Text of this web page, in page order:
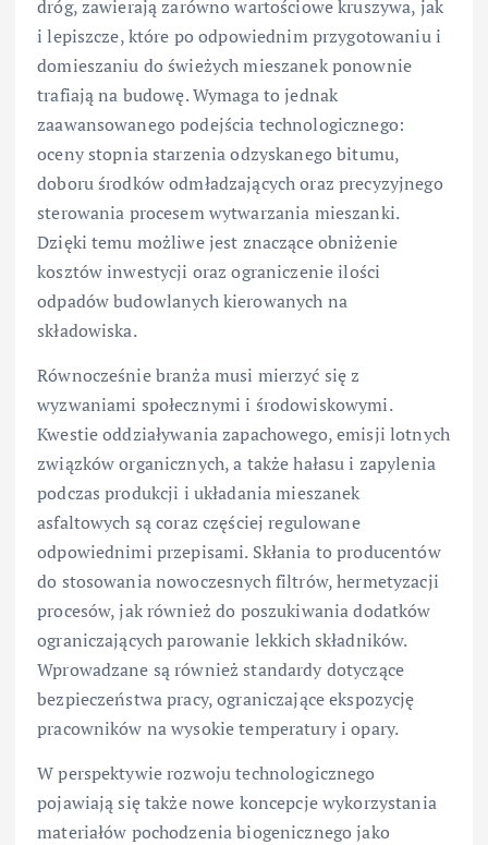
dróg, zawierają zarówno wartościowe kruszywa, jak
i lepiszcze, które po odpowiednim przygotowaniu i
domieszaniu do świeżych mieszanek ponownie
trafiają na budowę. Wymaga to jednak
zaawansowanego podejścia technologicznego:
oceny stopnia starzenia odzyskanego bitumu,
doboru środków odmładzających oraz precyzyjnego
sterowania procesem wytwarzania mieszanki.
Dzięki temu możliwe jest znaczące obniżenie
kosztów inwestycji oraz ograniczenie ilości
odpadów budowlanych kierowanych na
składowiska.
Równocześnie branża musi mierzyć się z
wyzwaniami społecznymi i środowiskowymi.
Kwestie oddziaływania zapachowego, emisji lotnych
związków organicznych, a także hałasu i zapylenia
podczas produkcji i układania mieszanek
asfaltowych są coraz częściej regulowane
odpowiednimi przepisami. Skłania to producentów
do stosowania nowoczesnych filtrów, hermetyzacji
procesów, jak również do poszukiwania dodatków
ograniczających parowanie lekkich składników.
Wprowadzane są również standardy dotyczące
bezpieczeństwa pracy, ograniczające ekspozycję
pracowników na wysokie temperatury i opary.
W perspektywie rozwoju technologicznego
pojawiają się także nowe koncepcje wykorzystania
materiałów pochodzenia biogenicznego jako